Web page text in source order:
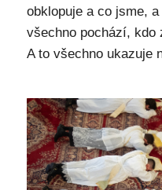
obklopuje a co jsme,
všechno pochází, kdo
A to všechno ukazuje